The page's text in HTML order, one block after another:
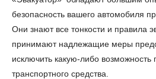
безопасность вашего автомобиля
Они знают все тонкости и правила
принимают надлежащие меры
исключить какую-либо возможность
транспортного средства.